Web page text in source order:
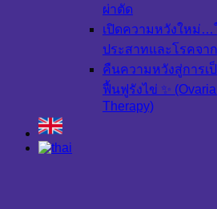
ผ่าตัด
เปิดความหวังใหม่
ประสาทและโรคจ
คืนความหวังสู่การ
ฟื้นฟูรังไข่ ✨
Therapy)